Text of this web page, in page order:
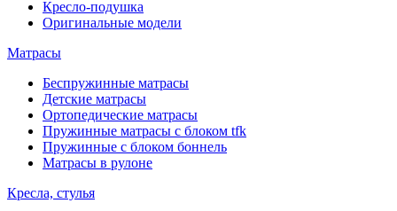
Кресло-подушка
Оригинальные модели
Матрасы
Беспружинные матрасы
Детские матрасы
Ортопедические матрасы
Пружинные матрасы с блоком tfk
Пружинные с блоком боннель
Матрасы в рулоне
Кресла, стулья